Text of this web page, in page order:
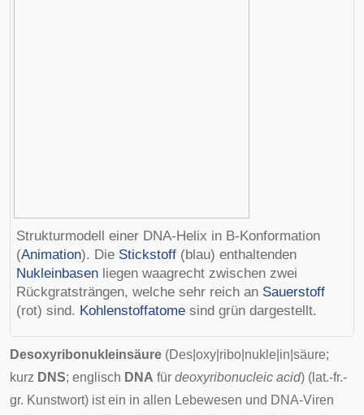
Strukturmodell einer DNA-Helix in B-Konformation
(Animation). Die Stickstoff (blau) enthaltenden
Nukleinbasen liegen waagrecht zwischen zwei
Rückgratsträngen, welche sehr reich an Sauerstoff
(rot) sind. Kohlenstoffatome sind grün dargestellt.
Desoxyribonukleinsäure (Des|oxy|ribo|nukle|in|säure;
kurz DNS; englisch DNA für deoxyribonucleic acid) (lat.-fr.-
gr. Kunstwort) ist ein in allen Lebewesen und DNA-Viren